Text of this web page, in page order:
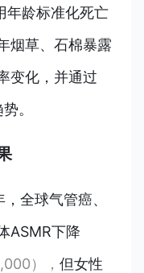
年龄标准化死亡
烟草、石棉暴露
变化，并通过
。
全球气管癌、
ASMR下降
）， 但女性